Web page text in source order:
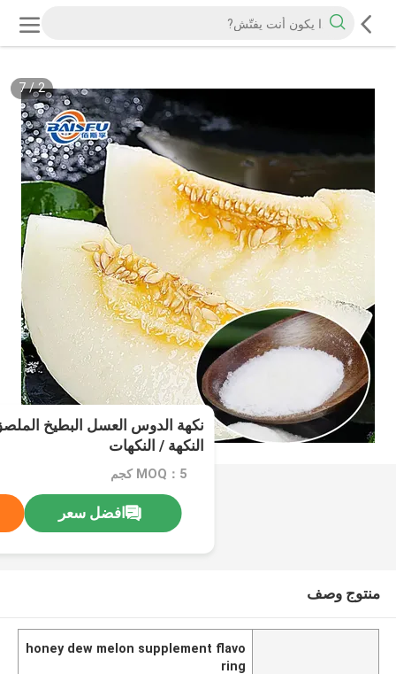
2
/
7
نكهة الدوس العسل البطيخ
النكهة / النكهات
MOQ：5 كجم
افضل سعر
منتوج وصف
honey dew melon supplement flavo
ring